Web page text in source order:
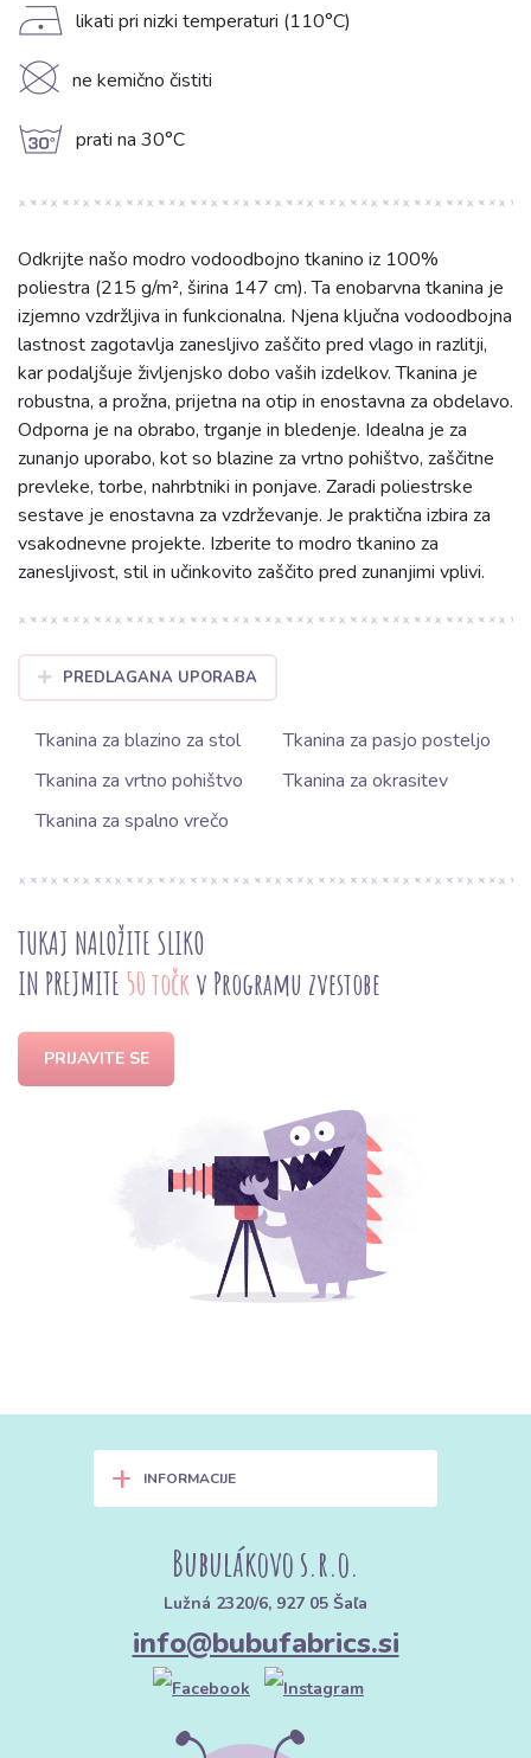
D likati pri nizki temperaturi (110°C)
K ne kemično čistiti
g prati na 30°C
Odkrijte našo modro vodoodbojno tkanino iz 100%
poliestra (215 g/m², širina 147 cm). Ta enobarvna tkanina je
izjemno vzdržljiva in funkcionalna. Njena ključna vodoodbojna
lastnost zagotavlja zanesljivo zaščito pred vlago in razlitji,
kar podaljšuje življenjsko dobo vaših izdelkov. Tkanina je
robustna, a prožna, prijetna na otip in enostavna za obdelavo.
Odporna je na obrabo, trganje in bledenje. Idealna je za
zunanjo uporabo, kot so blazine za vrtno pohištvo, zaščitne
prevleke, torbe, nahrbtniki in ponjave. Zaradi poliestrske
sestave je enostavna za vzdrževanje. Je praktična izbira za
vsakodnevne projekte. Izberite to modro tkanino za
zanesljivost, stil in učinkovito zaščito pred zunanjimi vplivi.
PREDLAGANA UPORABA
Tkanina za blazino za stol
Tkanina za pasjo posteljo
Tkanina za vrtno pohištvo
Tkanina za okrasitev
Tkanina za spalno vrečo
TUKAJ NALOŽITE SLIKO
IN PREJMITE 50 točk v Programu zvestobe
PRIJAVITE SE
+ INFORMACIJE
Bubulákovo s.r.o.
Lužná 2320/6, 927 05 Šaľa
info@bubufabrics.si